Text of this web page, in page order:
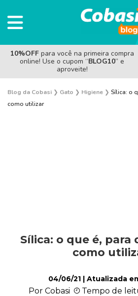
10%OFF para você na primeira compra
online! Use o cupom “BLOG10” e
aproveite!
Blog da Cobasi ❯ Gato ❯ Higiene ❯ Sílica: o
como utilizar
Comportamento
Curiosidades
Sílica: o que é, para
como
04/06/21 | Atualizada
Por Cobasi Tempo de